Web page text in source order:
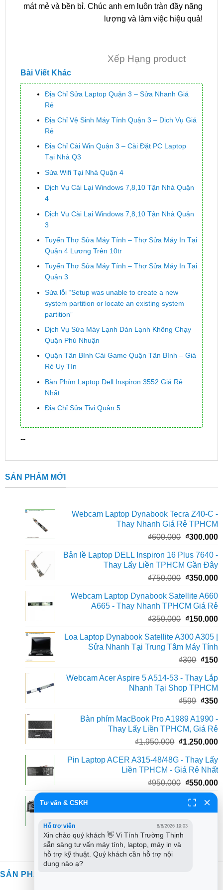
mát mẻ và bền bỉ. Chúc anh em luôn tràn đầy năng
lượng và làm việc hiệu quả!
Xếp Hạng product
Bài Viết Khác
Địa Chỉ Sửa Laptop Quận 3 – Sửa Nhanh Giá
Rẻ
Địa Chỉ Vệ Sinh Máy Tính Quận 3 – Dịch Vụ Giá
Rẻ
Địa Chỉ Cài Win Quận 3 – Cài Đặt PC Laptop
Tại Nhà Q3
Sửa Wifi Tại Nhà Quận 4
Dịch Vụ Cài Lại Windows 7,8,10 Tận Nhà Quận
4
Dịch Vụ Cài Lại Windows 7,8,10 Tận Nhà Quận
3
Tuyển Thợ Sửa Máy Tính – Thợ Sửa Máy In Tại
Quận 4 Lương Trên 10tr
Tuyển Thợ Sửa Máy Tính – Thợ Sửa Máy In Tại
Quận 3
Sửa lỗi “Setup was unable to create a new
system partition or locate an existing system
partition”
Dịch Vụ Sửa Máy Lạnh Dàn Lạnh Không Chạy
Quận Phú Nhuận
Quận Tân Bình Cài Game Quận Tân Bình – Giá
Rẻ Uy Tín
Bàn Phím Laptop Dell Inspiron 3552 Giá Rẻ
Nhất
Địa Chỉ Sửa Tivi Quận 5
--
SẢN PHẨM MỚI
Webcam Laptop Dynabook Tecra Z40-C -
Thay Nhanh Giá Rẻ TPHCM
₫600.000 Giá
là:
₫600.000.
₫300.000
Bản lề Laptop DELL Inspiron 16 Plus 7640 -
Thay Lấy Liền TPHCM Gần Đây
₫750.000 Giá
là:
₫750.000.
₫350.000
Webcam Laptop Dynabook Satellite A660
A665 - Thay Nhanh TPHCM Giá Rẻ
₫350.000 Giá
là:
₫350.000.
₫150.000
Loa Laptop Dynabook Satellite A300 A305 |
Sửa Nhanh Tại Trung Tâm Máy Tính
₫300 Giá
là:
₫300.
₫150
Webcam Acer Aspire 5 A514-53 - Thay Lắp
Nhanh Tại Shop TPHCM
₫599 Giá
là:
₫599.
₫350
Bàn phím MacBook Pro A1989 A1990 -
Thay Lấy Liền TPHCM, Giá Rẻ
₫1.950.000 Giá
là:
₫1.950.000.
₫1.250.000
Pin Laptop ACER A315-48/48G - Thay Lấy
Liền TPHCM - Giá Rẻ Nhất
₫950.000 Giá
gốc
là:
₫950.000.
₫550.000
Fan Laptop Dynabook Qosmio F50, F60 -
Thay Fan Laptop TPHCM - Lấy Liền, Giá
₫450.000
SẢN PHẨM TƯƠNG TỰ
Tư vấn & CSKH
Hỗ trợ viên 8/8/2026 19:03
Xin chào quý khách 👋 Vi Tính Trường Thịnh
sẵn sàng tư vấn máy tính, laptop, máy in và
hỗ trợ kỹ thuật. Quý khách cần hỗ trợ nội
dung nào ạ?